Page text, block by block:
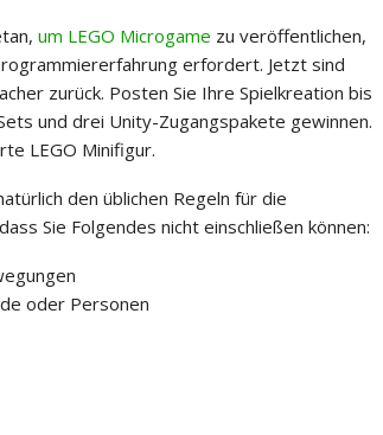
um LEGO Microgame zu veröffentlichen,
erfordert. Jetzt sind
zurück. Posten Sie Ihre Spielkreation bis
und drei Unity-Zugangspakete gewinnen.
LEGO Minifigur.
den üblichen Regeln für die
Sie Folgendes nicht einschließen können:
oder Personen